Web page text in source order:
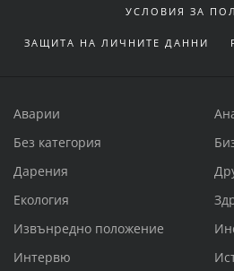
УСЛОВИЯ ЗА
ЗАЩИТА НА ЛИЧНИТЕ ДАННИ
Аварии
Без категория
Дарения
Екология
Извънредно положение
Интервю